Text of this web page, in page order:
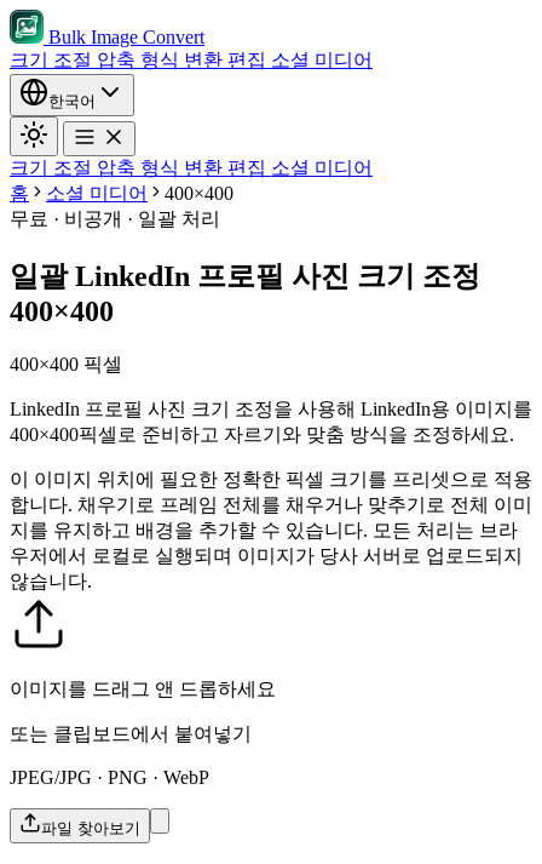
Bulk Image Convert
크기 조절 압축 형식 변환 편집 소셜 미디어
한국어
크기 조절 압축 형식 변환 편집 소셜 미디어
홈
소셜 미디어
400×400
무료 · 비공개 · 일괄 처리
일괄 LinkedIn 프로필 사진 크기 조정
400×400
400×400 픽셀
LinkedIn 프로필 사진 크기 조정을 사용해 LinkedIn용 이미지를
400×400픽셀로 준비하고 자르기와 맞춤 방식을 조정하세요.
이 이미지 위치에 필요한 정확한 픽셀 크기를 프리셋으로 적용
합니다. 채우기로 프레임 전체를 채우거나 맞추기로 전체 이미
지를 유지하고 배경을 추가할 수 있습니다. 모든 처리는 브라
우저에서 로컬로 실행되며 이미지가 당사 서버로 업로드되지
않습니다.
이미지를 드래그 앤 드롭하세요
또는 클립보드에서 붙여넣기
JPEG/JPG · PNG · WebP
파일 찾아보기